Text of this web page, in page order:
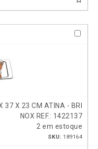
37 X 23 CM ATINA - BRI
NOX REF.: 1422137
2 em estoque
SKU: 189164